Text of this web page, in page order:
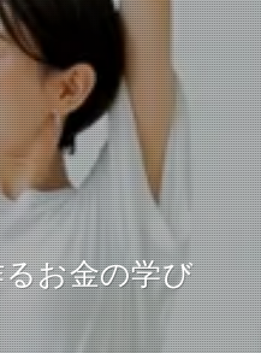
お金の学び